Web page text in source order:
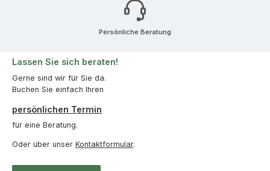
Persönliche Beratung
Lassen Sie sich beraten!
Gerne sind wir für Sie da.
Buchen Sie einfach Ihren
persönlichen Termin
für eine Beratung.
Oder über unser Kontaktformular.